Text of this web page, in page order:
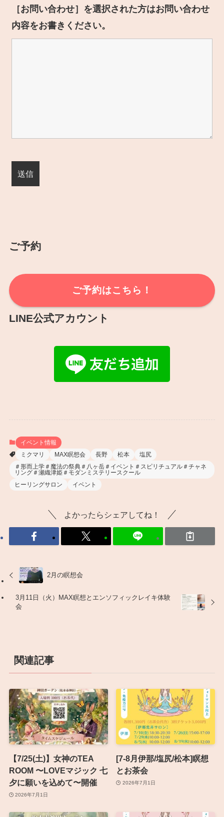
［お問い合わせ］を選択された方はお問い合わせ
内容をお書きください。
ご予約
ご予約はこちら！
LINE公式アカウント
イベント情報
ミクマリ
MAX瞑想会 長野 松本
塩尻
＃形而上学＃魔法の祭典＃八ヶ岳＃イベント＃スピリチュアル＃チャネ
リング＃瀬織津姫＃モダンミステリースクール
ヒーリングサロン
イベント
よかったらシェアしてね！
2月の瞑想会
3月11日（火）MAX瞑想とエンソフィックレイキ体験
会
関連記事
【7/25(土)】女神のTEA
ROOM 〜LOVEマジック 七
夕に願いを込めて〜開催
2026年7月1日
[7-8月伊那/塩尻/松本]瞑想
とお茶会
2026年7月1日